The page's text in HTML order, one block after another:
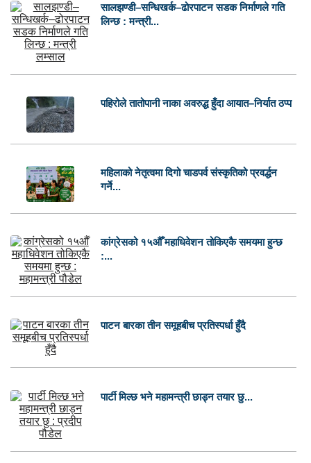
सालझण्डी–सन्धिखर्क–ढोरपाटन सडक निर्माणले गति
लिन्छ : मन्त्री...
पहिरोले तातोपानी नाका अवरुद्ध हुँदा आयात–निर्यात ठप्प
महिलाको नेतृत्वमा दिगो चाडपर्व संस्कृतिको प्रवर्द्धन
गर्ने...
कांग्रेसको १५औँ महाधिवेशन तोकिएकै समयमा हुन्छ
:...
पाटन बारका तीन समूहबीच प्रतिस्पर्धा हुँदै
पार्टी मिल्छ भने महामन्त्री छाड्न तयार छु...